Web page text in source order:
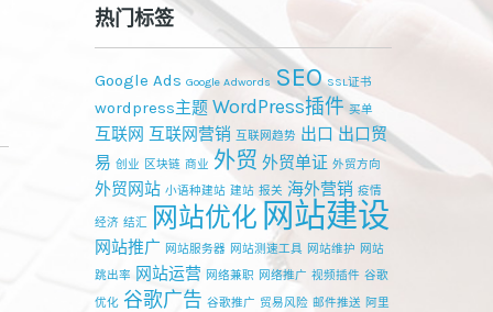
热门标签
Google Ads Google Adwords SEO SSL证书
wordpress主题 WordPress插件 买单
互联网 互联网营销 互联网趋势 出口 出口贸
易 创业 区块链 商业 外贸 外贸单证 外贸方向
外贸网站 小语种建站 建站 报关 海外营销 疫情
经济 结汇 网站优化 网站建设
网站推广 网站服务器 网站测速工具 网站维护 网站
跳出率 网站运营 网络兼职 网络推广 视频插件 谷歌
优化 谷歌广告 谷歌推广 贸易风险 邮件推送 阿里